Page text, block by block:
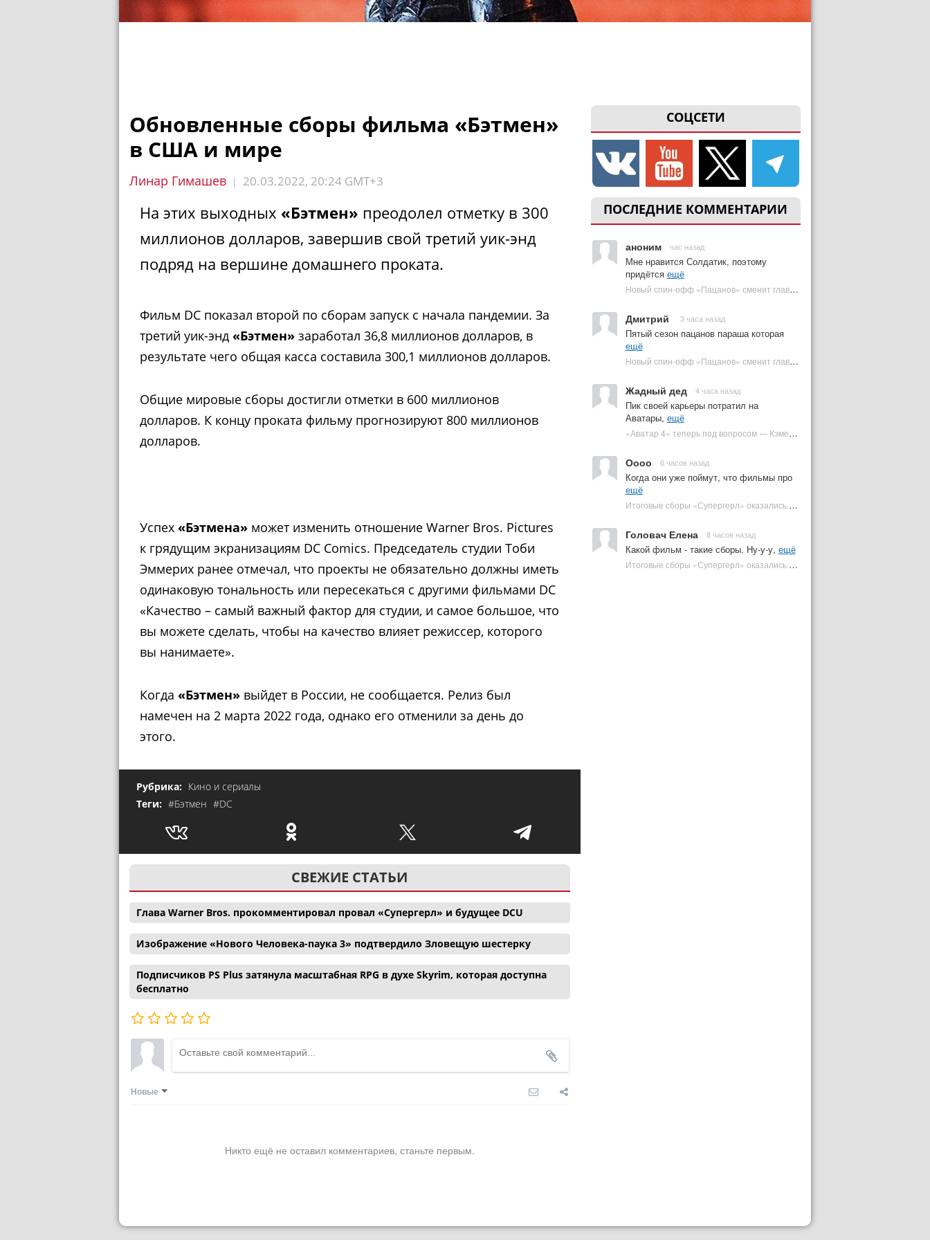
СОЦСЕТИ
ПОСЛЕДНИЕ КОММЕНТАРИИ
аноним час назад
Мне нравится Солдатик, поэтому
придётся ещё
Новый спин-офф «Пацанов» сменит главного героя | Plugged In Ru
Дмитрий 3 часа назад
Пятый сезон пацанов параша которая
ещё
Новый спин-офф «Пацанов» сменит главного героя | Plugged In Ru
Жадный дед 4 часа назад
Пик своей карьеры потратил на
Аватары, ещё
«Аватар 4» теперь под вопросом — Кэмерон решил отойти от продолжения | Plugged In Ru
Оооо 6 часов назад
Когда они уже поймут, что фильмы про
ещё
Итоговые сборы «Супергерл» оказались худшими для DC за два десятилетия | Plugged In Ru
Головач Елена 8 часов назад
Какой фильм - такие сборы. Ну-у-у, ещё
Итоговые сборы «Супергерл» оказались худшими для DC за два десятилетия | Plugged In Ru
Обновленные сборы фильма «Бэтмен»
в США и мире
Линар Гимашев | 20.03.2022, 20:24 GMT+3
На этих выходных «Бэтмен» преодолел отметку в 300
миллионов долларов, завершив свой третий уик-энд
подряд на вершине домашнего проката.
Фильм DC показал второй по сборам запуск с начала пандемии. За
третий уик-энд «Бэтмен» заработал 36,8 миллионов долларов, в
результате чего общая касса составила 300,1 миллионов долларов.
Общие мировые сборы достигли отметки в 600 миллионов
долларов. К концу проката фильму прогнозируют 800 миллионов
долларов.
Успех «Бэтмена» может изменить отношение Warner Bros. Pictures
к грядущим экранизациям DC Comics. Председатель студии Тоби
Эммерих ранее отмечал, что проекты не обязательно должны иметь
одинаковую тональность или пересекаться с другими фильмами DC
«Качество – самый важный фактор для студии, и самое большое, что
вы можете сделать, чтобы на качество влияет режиссер, которого
вы нанимаете».
Когда «Бэтмен» выйдет в России, не сообщается. Релиз был
намечен на 2 марта 2022 года, однако его отменили за день до
этого.
Рубрика: Кино и сериалы
Теги: #Бэтмен #DC
СВЕЖИЕ СТАТЬИ
Глава Warner Bros. прокомментировал провал «Супергерл» и будущее DCU
Изображение «Нового Человека-паука 3» подтвердило Зловещую шестерку
Подписчиков PS Plus затянула масштабная RPG в духе Skyrim, которая доступна
бесплатно
Новые
Никто ещё не оставил комментариев, станьте первым.